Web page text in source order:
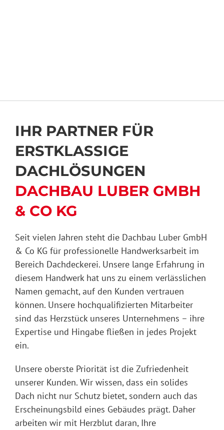
IHR PARTNER FÜR
ERSTKLASSIGE
DACHLÖSUNGEN
DACHBAU LUBER GMBH
& CO KG
Seit vielen Jahren steht die Dachbau Luber GmbH
& Co KG für professionelle Handwerksarbeit im
Bereich Dachdeckerei. Unsere lange Erfahrung in
diesem Handwerk hat uns zu einem verlässlichen
Namen gemacht, auf den Kunden vertrauen
können. Unsere hochqualifizierten Mitarbeiter
sind das Herzstück unseres Unternehmens – ihre
Expertise und Hingabe fließen in jedes Projekt
ein.
Unsere oberste Priorität ist die Zufriedenheit
unserer Kunden. Wir wissen, dass ein solides
Dach nicht nur Schutz bietet, sondern auch das
Erscheinungsbild eines Gebäudes prägt. Daher
arbeiten wir mit Herzblut daran, Ihre